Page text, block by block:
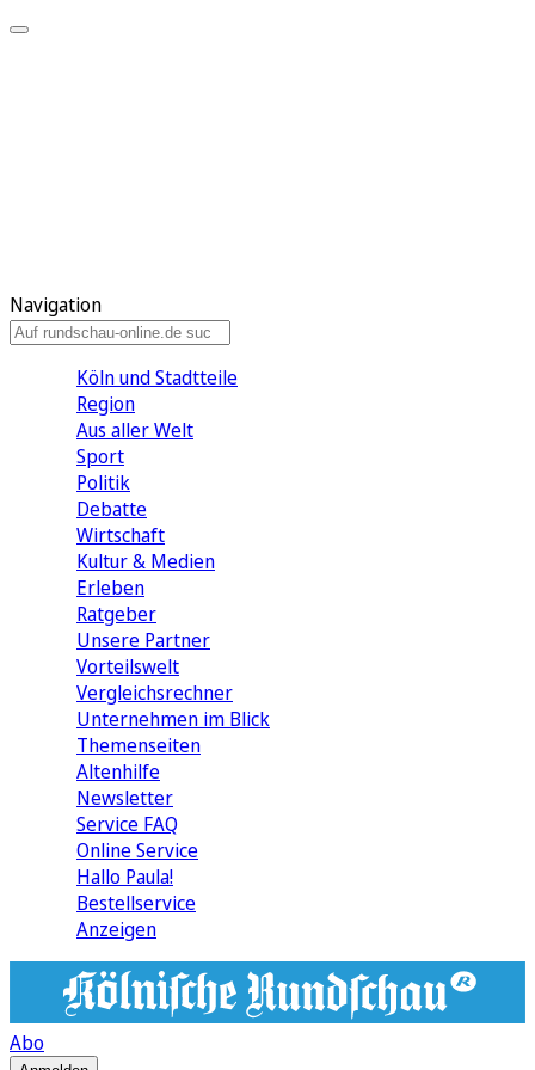
Navigation
Köln und Stadtteile
Region
Aus aller Welt
Sport
Politik
Debatte
Wirtschaft
Kultur & Medien
Erleben
Ratgeber
Unsere Partner
Vorteilswelt
Vergleichsrechner
Unternehmen im Blick
Themenseiten
Altenhilfe
Newsletter
Service FAQ
Online Service
Hallo Paula!
Bestellservice
Anzeigen
Abo